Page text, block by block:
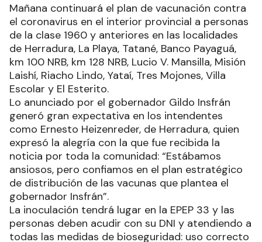
Mañana continuará el plan de vacunación contra
el coronavirus en el interior provincial a personas
de la clase 1960 y anteriores en las localidades
de Herradura, La Playa, Tatané, Banco Payaguá,
km 100 NRB, km 128 NRB, Lucio V. Mansilla, Misión
Laishí, Riacho Lindo, Yataí, Tres Mojones, Villa
Escolar y El Esterito.
Lo anunciado por el gobernador Gildo Insfrán
generó gran expectativa en los intendentes
como Ernesto Heizenreder, de Herradura, quien
expresó la alegría con la que fue recibida la
noticia por toda la comunidad: “Estábamos
ansiosos, pero confiamos en el plan estratégico
de distribución de las vacunas que plantea el
gobernador Insfrán”.
La inoculación tendrá lugar en la EPEP 33 y las
personas deben acudir con su DNI y atendiendo a
todas las medidas de bioseguridad: uso correcto